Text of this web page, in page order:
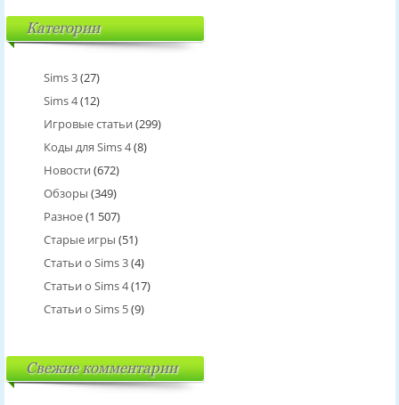
Категории
Sims 3(27)
Sims 4(12)
Игровые статьи (299)
Коды для Sims 4(8)
Новости (672)
Обзоры (349)
Разное(1 507)
Старые игры (51)
Статьи о Sims 3(4)
Статьи о Sims 4(17)
Статьи о Sims 5(9)
Свежие комментарии